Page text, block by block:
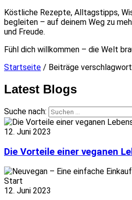
Köstliche Rezepte, Alltagstipps,
begleiten – auf deinem Weg zu
und Freude.
Fühl dich willkommen – die Welt
Startseite / Beiträge
Latest Blogs
Suche nach:
12. Juni 2023
Die Vorteile einer veganen
12. Juni 2023